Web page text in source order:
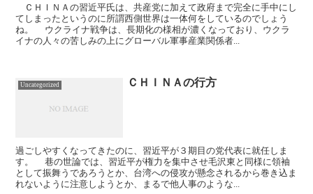
ＣＨＩＮＡの習近平氏は、共産党に加えて政府まで完全に手中にし
てしまったというのに所謂西側世界は一体何をしているのでしょう
ね。 ウクライナ戦争は、長期化の様相が濃くなっており、ウクラ
イナの人々の苦しみの上にグローバル軍事産業関係者...
Uncategorized ＣＨＩＮＡの行方
過ごしやすくなってきたのに、習近平が３期目の党代表に就任しま
す。 巷の世論では、習近平が権力を集中させ毛沢東と同様に領袖
として振舞うであろうとか、台湾への侵攻が懸念されるから巻き込ま
れないように注意しようとか、まるで他人事のような...